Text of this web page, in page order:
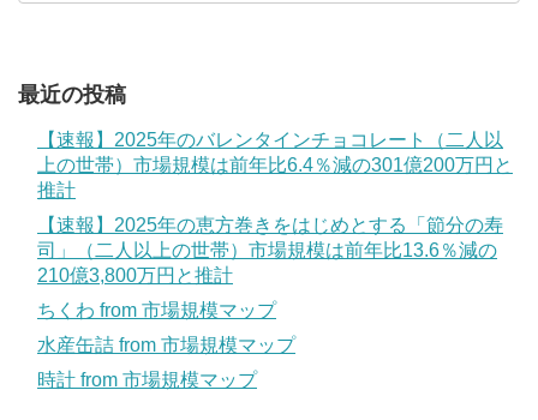
最近の投稿
【速報】2025年のバレンタインチョコレート（二人以
上の世帯）市場規模は前年比6.4％減の301億200万円と
推計
【速報】2025年の恵方巻きをはじめとする「節分の寿
司」（二人以上の世帯）市場規模は前年比13.6％減の
210億3,800万円と推計
ちくわ from 市場規模マップ
水産缶詰 from 市場規模マップ
時計 from 市場規模マップ